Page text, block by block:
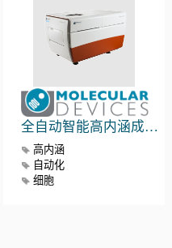
全自动智能高内涵成像系统 ImageXpress Nano
高内涵
自动化
细胞